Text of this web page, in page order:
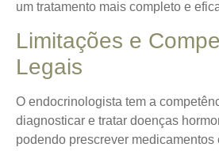
um tratamento mais completo e
Limitações e
Legais
O endocrinologista tem a
diagnosticar e tratar doenças
podendo prescrever medicamentos